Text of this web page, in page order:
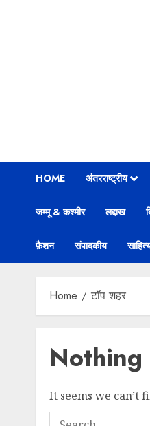
HOME अंतरराष्ट्रीय
जम्मू & कश्मीर लद्दाख
फ़ैशन संपादकीय
Home टॉप शहर
Nothing
It seems we can’t